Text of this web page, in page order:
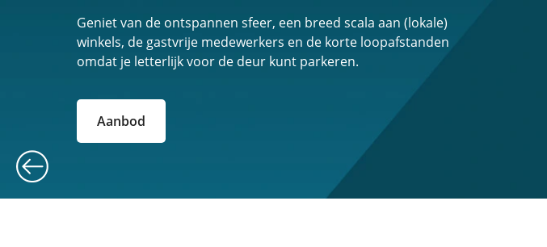
Geniet van de ontspannen sfeer, een breed scala aan (lokale)
winkels, de gastvrije medewerkers en de korte loopafstanden
omdat je letterlijk voor de deur kunt parkeren.
Aanbod